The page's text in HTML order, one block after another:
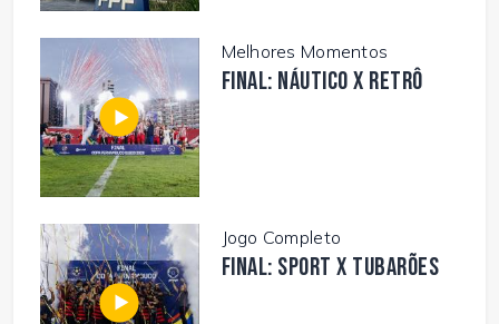
Melhores Momentos
FINAL: NÁUTICO X RETRÔ
Jogo Completo
FINAL: SPORT X TUBARÕES